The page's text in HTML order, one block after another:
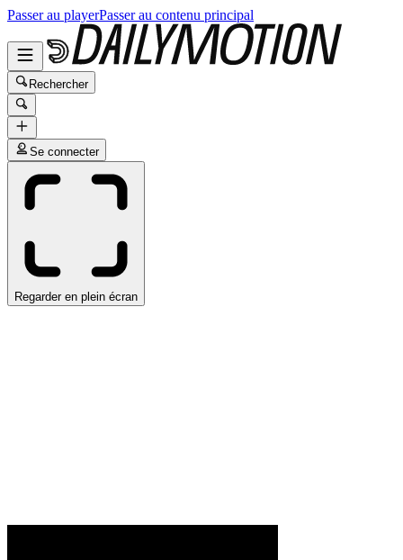
Passer au playerPasser au contenu principal
Rechercher
Se connecter
Regarder en plein écran